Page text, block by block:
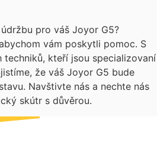
pro váš Joyor G5?
vám poskytli pomoc. S
techniků, kteří jsou specializovaní
že váš Joyor G5 bude
Navštivte nás a nechte nás
skútr s důvěrou.